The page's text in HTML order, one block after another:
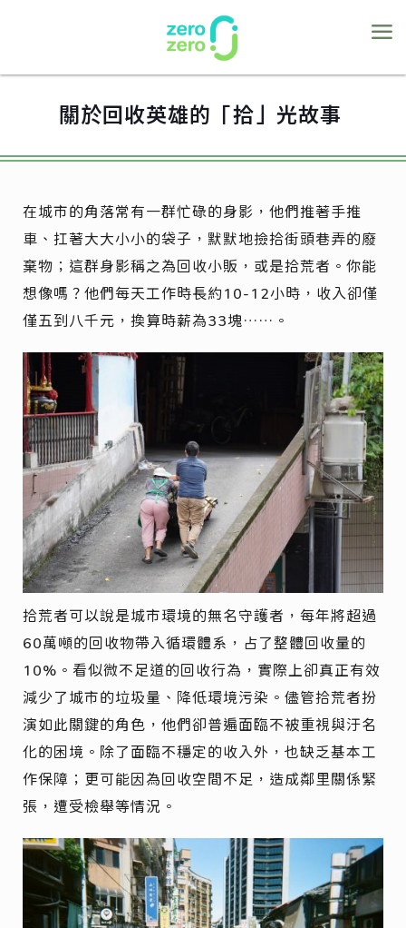
關於回收英雄的「拾」光故事
在城市的角落常有一群忙碌的身影，他們推著手推
車、扛著大大小小的袋子，默默地撿拾街頭巷弄的廢
棄物；這群身影稱之為回收小販，或是拾荒者。你能
想像嗎？他們每天工作時長約10-12小時，收入卻僅
僅五到八千元，換算時薪為33塊……。
拾荒者可以說是城市環境的無名守護者，每年將超過
60萬噸的回收物帶入循環體系，占了整體回收量的
10%。看似微不足道的回收行為，實際上卻真正有效
減少了城市的垃圾量、降低環境污染。儘管拾荒者扮
演如此關鍵的角色，他們卻普遍面臨不被重視與汙名
化的困境。除了面臨不穩定的收入外，也缺乏基本工
作保障；更可能因為回收空間不足，造成鄰里關係緊
張，遭受檢舉等情況。